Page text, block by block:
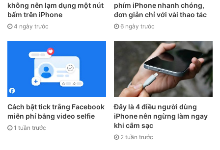
không nên lạm dụng một nút
bấm trên iPhone
4 ngày trước
phím iPhone nhanh chóng,
đơn giản chỉ với vài thao tác
6 ngày trước
Cách bật tick trắng Facebook
miễn phí bằng video selfie
1 tuần trước
Đây là 4 điều người dùng
iPhone nên ngừng làm ngay
khi cắm sạc
2 tuần trước